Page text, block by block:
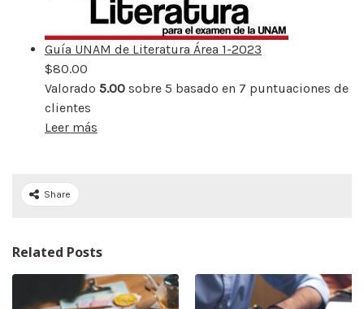
Guía UNAM de Literatura Área 1-2023
$80.00
Valorado 5.00 sobre 5 basado en 7 puntuaciones de
clientes
Leer más
Share
Related Posts